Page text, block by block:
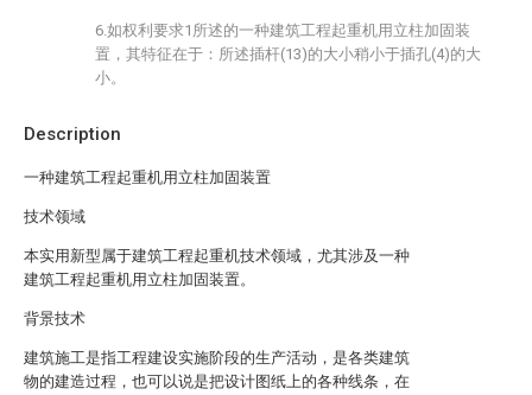
Description
一种建筑工程起重机用立柱加固装置
技术领域
本实用新型属于建筑工程起重机技术领域，尤其涉及一种
建筑工程起重机用立柱加固装置。
背景技术
建筑施工是指工程建设实施阶段的生产活动，是各类建筑
物的建造过程，也可以说是把设计图纸上的各种线条，在
6.如权利要求1所述的一种建筑工程起重机用立柱加固装
置，其特征在于：所述插杆(13)的大小稍小于插孔(4)的大
小。